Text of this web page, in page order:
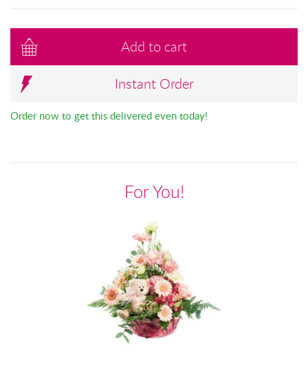
Add to cart
Instant Order
Order now to get this delivered even today!
For You!